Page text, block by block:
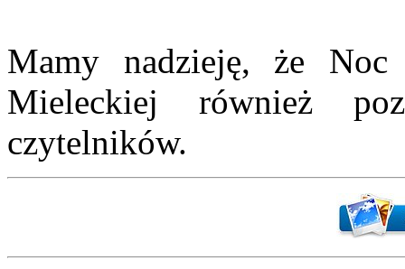
Mamy nadzieję, że
Mieleckiej również
czytelników.